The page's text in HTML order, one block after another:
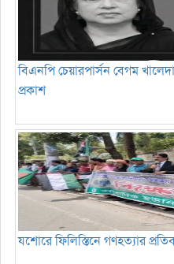
বিএনপি চেয়ারপার্সন বেগম
প্রকাশ
যশোরে ফিলিস্তিনে গণহত্যার